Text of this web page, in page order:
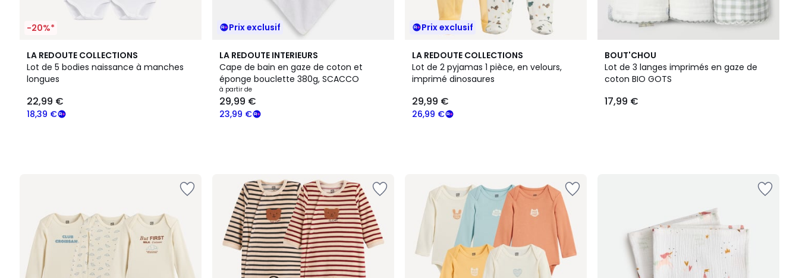
-20%*
LA REDOUTE COLLECTIONS
Lot de 5 bodies naissance à manches
longues
18,39 €
22,99 €
Prix exclusif
LA REDOUTE INTERIEURS
Cape de bain en gaze de coton et
éponge bouclette 380g, SCACCO
à partir de
23,99 €
29,99 €
Prix exclusif
LA REDOUTE COLLECTIONS
Lot de 2 pyjamas 1 pièce, en velours,
imprimé dinosaures
26,99 €
29,99 €
BOUT'CHOU
Lot de 3 langes imprimés en gaze de
coton BIO GOTS
17,99 €